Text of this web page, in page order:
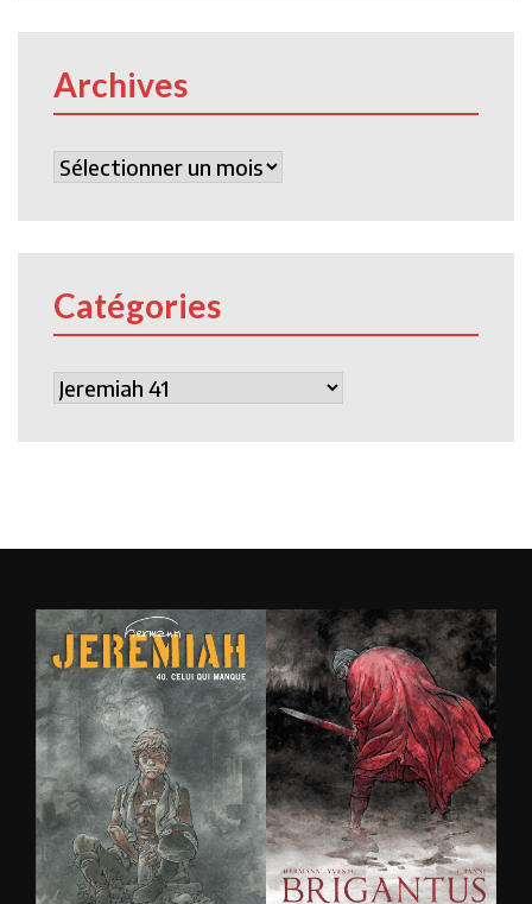
Archives
Archives
Catégories
Catégories